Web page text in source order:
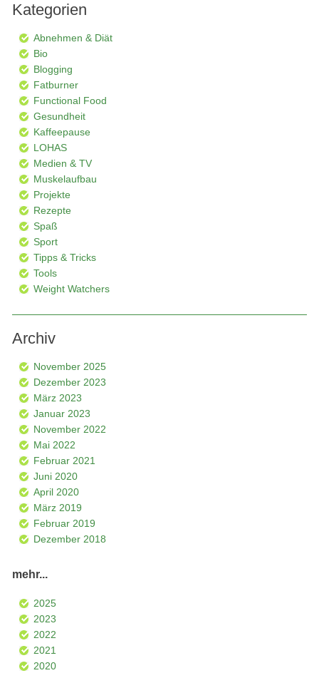
Kategorien
Abnehmen & Diät
Bio
Blogging
Fatburner
Functional Food
Gesundheit
Kaffeepause
LOHAS
Medien & TV
Muskelaufbau
Projekte
Rezepte
Spaß
Sport
Tipps & Tricks
Tools
Weight Watchers
Archiv
November 2025
Dezember 2023
März 2023
Januar 2023
November 2022
Mai 2022
Februar 2021
Juni 2020
April 2020
März 2019
Februar 2019
Dezember 2018
mehr...
2025
2023
2022
2021
2020